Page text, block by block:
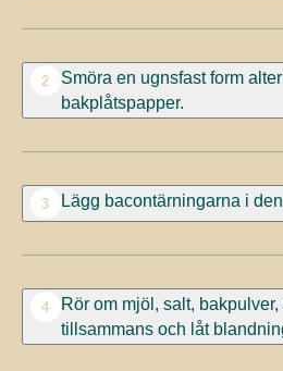
2
Smöra en ugnsfast form
bakplåtspapper.
3 Lägg bacontärningarna i
4
Rör om mjöl, salt,
tillsammans och låt